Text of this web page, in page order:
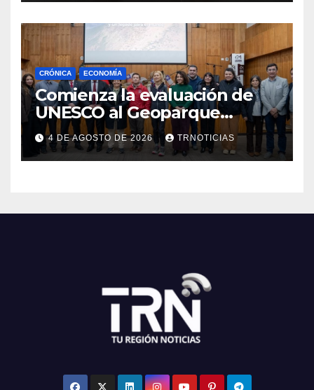
CRÓNICA ECONOMÍA
Comienza la evaluación de
UNESCO al Geoparque
Aspirante Pillanmapu en el
Maule
4 DE AGOSTO DE 2026 TRNOTICIAS